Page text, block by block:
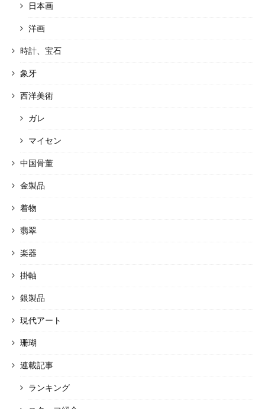
日本画
洋画
時計、宝石
象牙
西洋美術
ガレ
マイセン
中国骨董
金製品
着物
翡翠
楽器
掛軸
銀製品
現代アート
珊瑚
連載記事
ランキング